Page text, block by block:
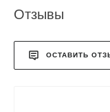
Отзывы
ОСТАВИТЬ